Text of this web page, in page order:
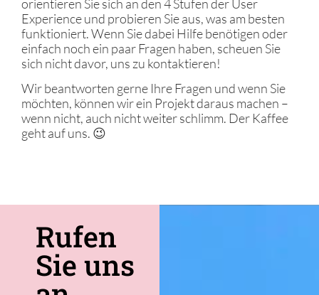
orientieren Sie sich an den 4 Stufen der User
Experience und probieren Sie aus, was am besten
funktioniert. Wenn Sie dabei Hilfe benötigen oder
einfach noch ein paar Fragen haben, scheuen Sie
sich nicht davor, uns zu kontaktieren!
Wir beantworten gerne Ihre Fragen und wenn Sie
möchten, können wir ein Projekt daraus machen –
wenn nicht, auch nicht weiter schlimm. Der Kaffee
geht auf uns. 😉
Rufen
Sie uns